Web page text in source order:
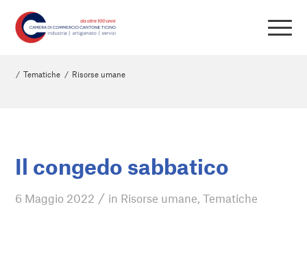
/ Tematiche / Risorse umane
Il congedo sabbatico
6 Maggio 2022 / in Risorse umane,Tematiche